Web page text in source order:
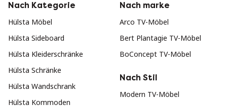
Nach Kategorie
Hülsta Möbel
Hülsta Sideboard
Hülsta Kleiderschränke
Hülsta Schränke
Hülsta Wandschrank
Hülsta Kommoden
Nach marke
Arco TV-Möbel
Bert Plantagie TV-Möbel
BoConcept TV-Möbel
Nach Stil
Modern TV-Möbel